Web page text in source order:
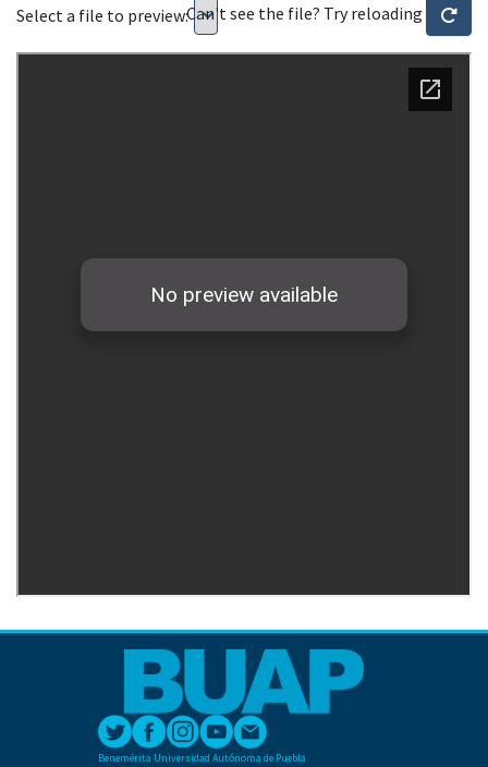
Select a file to preview:Can't see the file? Try reloading
Benemérita Universidad Autónoma de Puebla